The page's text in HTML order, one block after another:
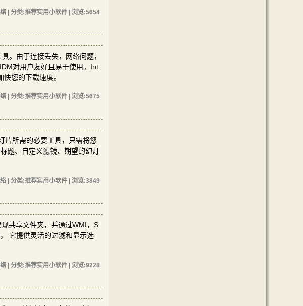
| 分类:推荐实用小软件 | 浏览:5654
。由于连接丢失，网络问题，
对用户友好且易于使用。Int
您的下载速度。
| 分类:推荐实用小软件 | 浏览:5675
片所需的必要工具，只需将您
题、自定义滤镜、期望的幻灯
| 分类:推荐实用小软件 | 浏览:3849
共享文件夹，并通过WMI，S
它提供灵活的过滤和显示选
| 分类:推荐实用小软件 | 浏览:9228